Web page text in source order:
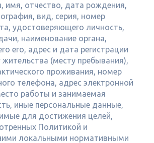
имя, отчество, дата рождения,
вид, серия, номер
удостоверяющего личность,
наименование органа,
его, адрес и дата регистрации
жительства (месту пребывания),
проживания, номер
телефона, адрес электронной
работы и занимаемая
иные персональные данные,
для достижения целей,
Политикой и
локальными нормативными